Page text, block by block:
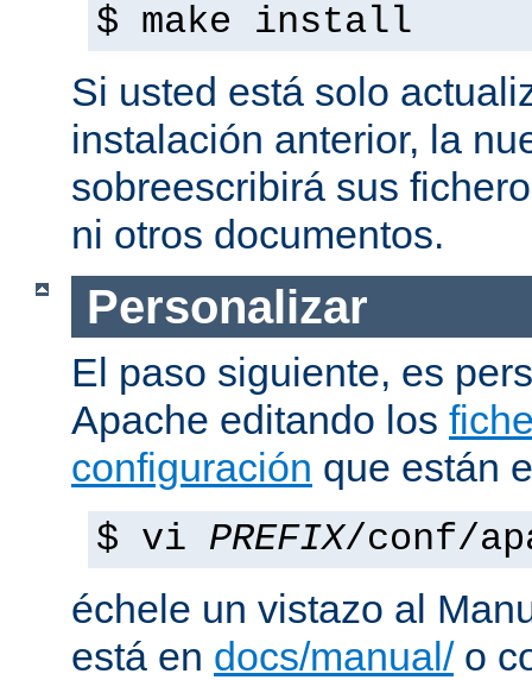
$ make install
Si usted está solo
instalación anterior, la
sobreescribirá sus
ni otros documentos.
Personalizar
El paso siguiente, es
Apache editando los
configuración que están
$ vi PREFIX/conf/
échele un vistazo al
está en docs/manual/o